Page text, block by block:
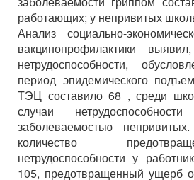
работающих; у непривитых
Анализ социально-
вакцинопрофилактики
нетрудоспособности,
период эпидемического
ТЭЦ составило 68 , среди
случаи
заболеваемостью
количество
нетрудоспособности у
105, предотвращенный ущерб